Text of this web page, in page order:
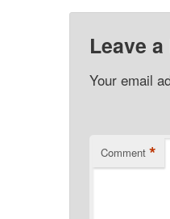
Leave
Your email
Comment *